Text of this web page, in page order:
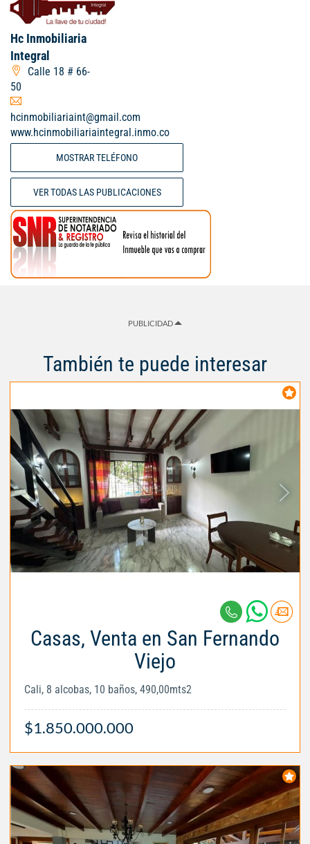
Hc Inmobiliaria
Integral
Calle 18 # 66-
50
hcinmobiliariaint@gmail.com
www.hcinmobiliariaintegral.inmo.co
MOSTRAR TELÉFONO
VER TODAS LAS PUBLICACIONES
PUBLICIDAD
También te puede interesar
Casas, Venta en San Fernando
Viejo
Cali, 8 alcobas, 10 baños, 490,00mts2
$1.850.000.000